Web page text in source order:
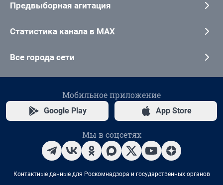
Предвыборная агитация
Статистика канала в MAX
Все города сети
Мобильное приложение
Google Play App Store
Мы в соцсетях
Контактные данные для Роскомнадзора и государственных органов